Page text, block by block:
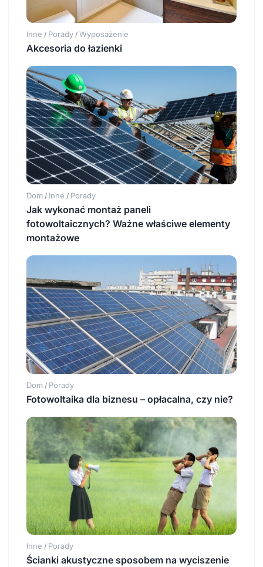
Inne / Porady / Wyposażenie
Akcesoria do łazienki
Dom / Inne / Porady
Jak wykonać montaż paneli
fotowoltaicznych? Ważne właściwe elementy
montażowe
Dom / Porady
Fotowoltaika dla biznesu – opłacalna, czy nie?
Inne / Porady
Ścianki akustyczne sposobem na wyciszenie